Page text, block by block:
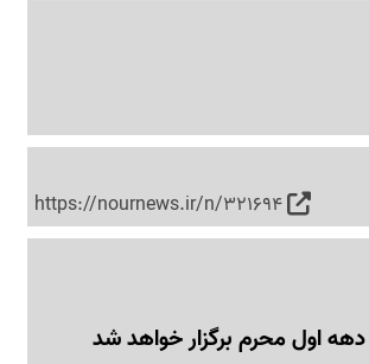
https://nournews.ir/n/321694
اول محرم برگزار خواهد شد